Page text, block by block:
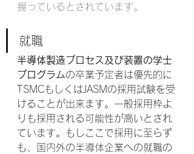
握っているとされています。
就職
半導体製造プロセス及び装置の学士
プログラムの卒業予定者は優先的に
TSMCもしくはJASMの採用試験を受
けることが出来ます。一般採用枠よ
りも採用される可能性が高いとされ
ています。もしここで採用に至らず
も、国内外の半導体企業への就職の